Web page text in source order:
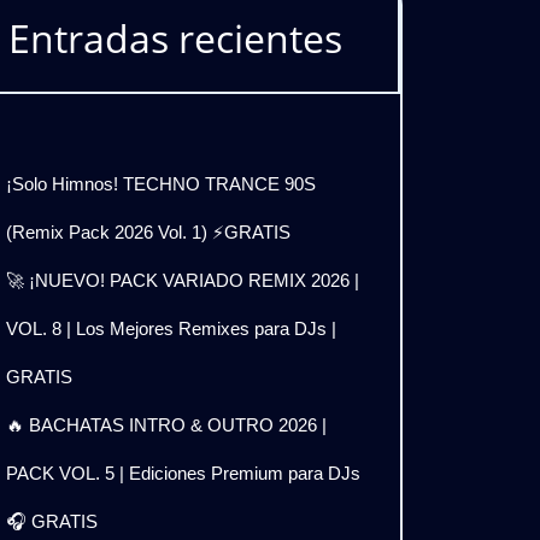
Entradas recientes
¡Solo Himnos! TECHNO TRANCE 90S
(Remix Pack 2026 Vol. 1) ⚡GRATIS
🚀 ¡NUEVO! PACK VARIADO REMIX 2026 |
VOL. 8 | Los Mejores Remixes para DJs |
GRATIS
🔥 BACHATAS INTRO & OUTRO 2026 |
PACK VOL. 5 | Ediciones Premium para DJs
🎧 GRATIS